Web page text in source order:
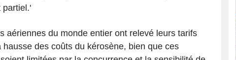
partiel.'
aériennes du monde entier ont relevé leurs tarifs
hausse des coûts du kérosène, bien que ces